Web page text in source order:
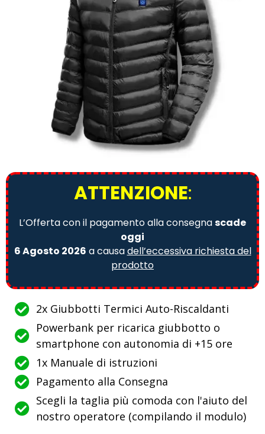
ATTENZIONE:
L’Offerta con il pagamento alla consegnascade
oggi
6 Agosto 2026 a causadell’eccessiva richiesta del
prodotto
2x Giubbotti Termici Auto-Riscaldanti
Powerbank per ricarica giubbotto o
smartphone con autonomia di +15 ore
1x Manuale di istruzioni
Pagamento alla Consegna
Scegli la taglia più comoda con l'aiuto del
nostro operatore (compilando il modulo)